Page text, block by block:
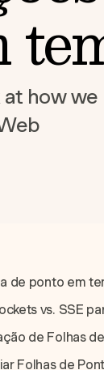
how
de ponto em
vs. SSE
de Folhas
Folhas de